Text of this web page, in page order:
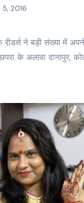
5, 2016
के अलावा दानापुर,